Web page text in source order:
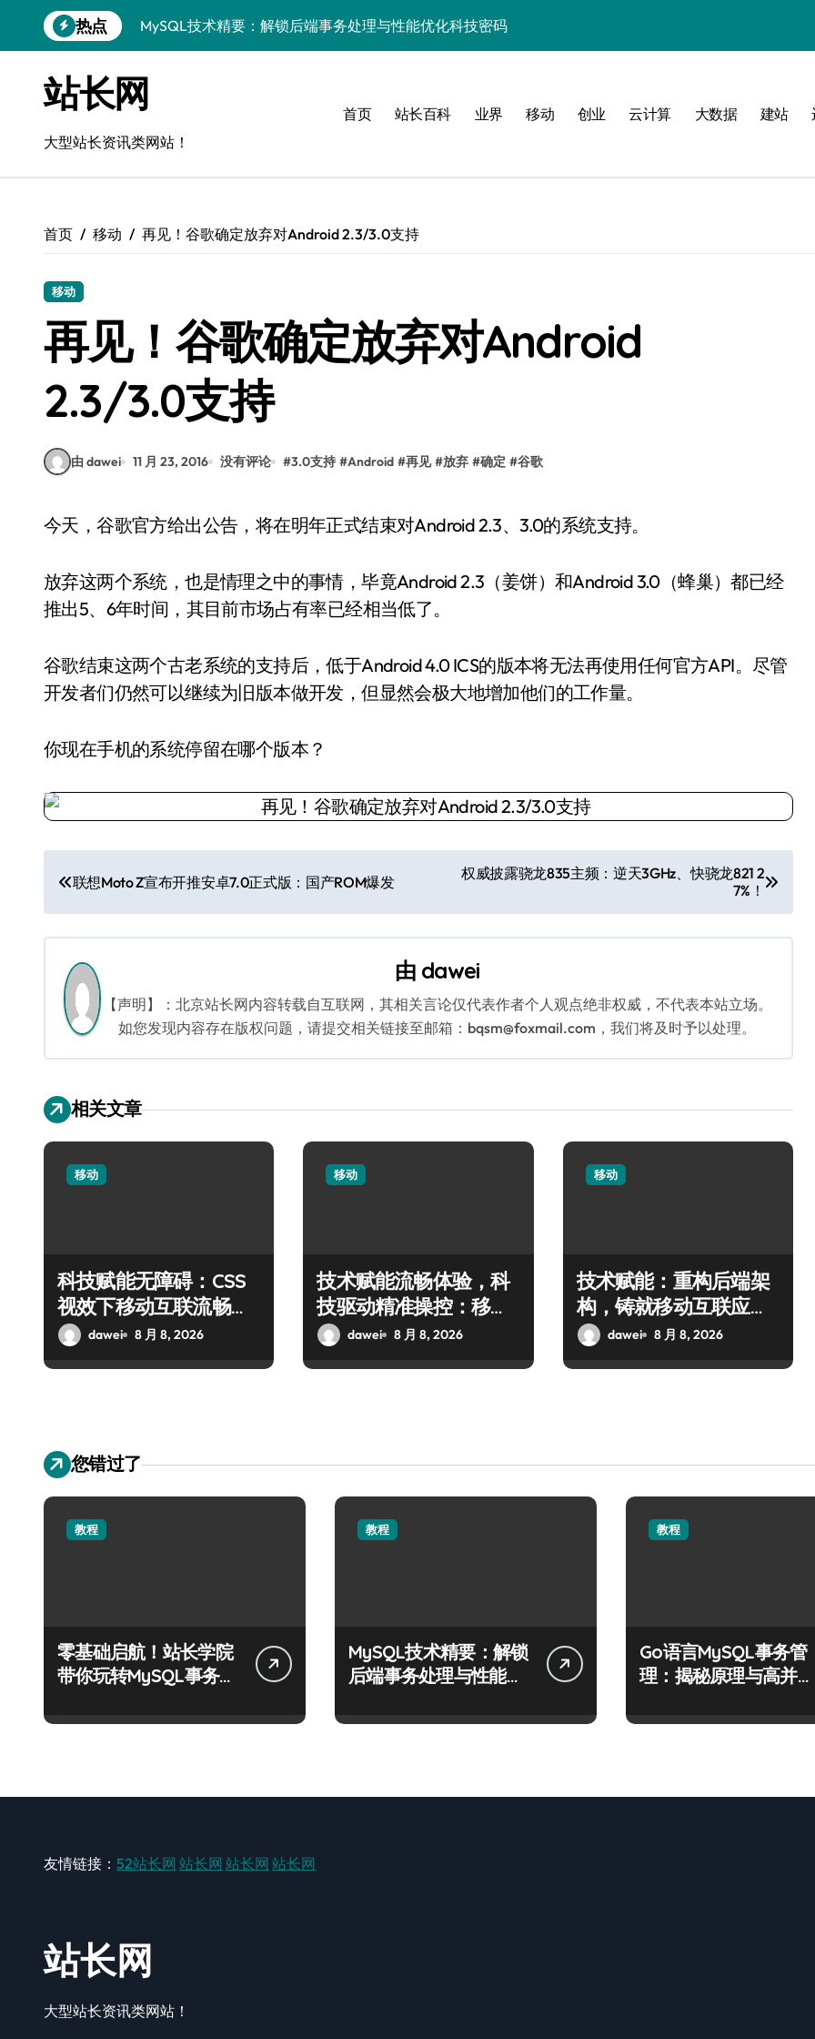
到
热点
MySQL技术精要：解锁后端事务处理与性能优化科技密码
VR开发进阶：技术赋能，MySQL事务控制科技实战精析
MySQL事务精控与安全优化：站长技术升级实战秘籍
MySQL事务控制深度剖析：科技赋能服务器性能优化实战
Go语言技术揭秘：MySQL事务控制与高并发科技优化实战
零基础启航！站长学院带你玩转MySQL事务控制实战
站长网
大型站长资讯类网站！
首页 站长百科 业界 移动 创业 云计算 大数据 建站
首页 移动 再见！谷歌确定放弃对Android 2.3/3.0支持
移动
再见！谷歌确定放弃对Android
2.3/3.0支持
由 dawei 11 月 23, 2016 没有评论 #3.0支持 #Android #再见 #放弃 #确定 #谷歌
今天，谷歌官方给出公告，将在明年正式结束对Android 2.3、3.0的系统支持。
放弃这两个系统，也是情理之中的事情，毕竟Android 2.3（姜饼）和Android 3.0（蜂巢）都已经
推出5、6年时间，其目前市场占有率已经相当低了。
谷歌结束这两个古老系统的支持后，低于Android 4.0 ICS的版本将无法再使用任何官方API。尽管
开发者们仍然可以继续为旧版本做开发，但显然会极大地增加他们的工作量。
你现在手机的系统停留在哪个版本？
文
章
导
航
联想Moto Z宣布开推安卓7.0正式版：国产ROM爆发
权威披露骁龙835主频：逆天3GHz、快骁龙821 2
7%！
由 dawei
【声明】：北京站长网内容转载自互联网，其相关言论仅代表作者个人观点绝非权威，不代表本站立场。
如您发现内容存在版权问题，请提交相关链接至邮箱：bqsm@foxmail.com，我们将及时予以处理。
相关文章
移动
科技赋能无障碍：CSS
视效下移动互联流畅操
控新解
dawei 8 月 8, 2026
移动
技术赋能流畅体验，科
技驱动精准操控：移动
互联新标杆
dawei 8 月 8, 2026
移动
技术赋能：重构后端架
构，铸就移动互联应用
极致流畅体验
dawei 8 月 8, 2026
您错过了
教程
零基础启航！站长学院
带你玩转MySQL事务控
教程
MySQL技术精要：解锁
后端事务处理与性能优
教程
Go语言MySQL事务管
理：揭秘原理与高并发
友情链接： 52站长网 站长网 站长网 站长网
站长网
大型站长资讯类网站！